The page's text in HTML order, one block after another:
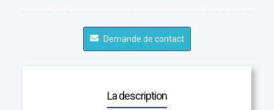
Demande de contact
La description